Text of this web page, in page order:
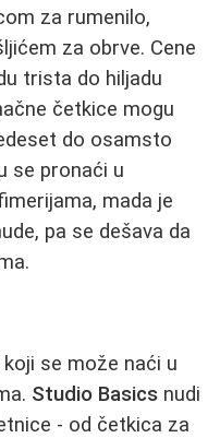
za rumenilo,
za obrve. Cene
trista do hiljadu
četkice mogu
do osamsto
se pronaći u
mada je
pa se dešava da
se može naći u
Studio Basics nudi
- od četkica za